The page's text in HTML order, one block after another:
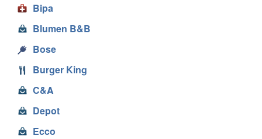
Bipa
Blumen B&B
Bose
Burger King
C&A
Depot
Ecco